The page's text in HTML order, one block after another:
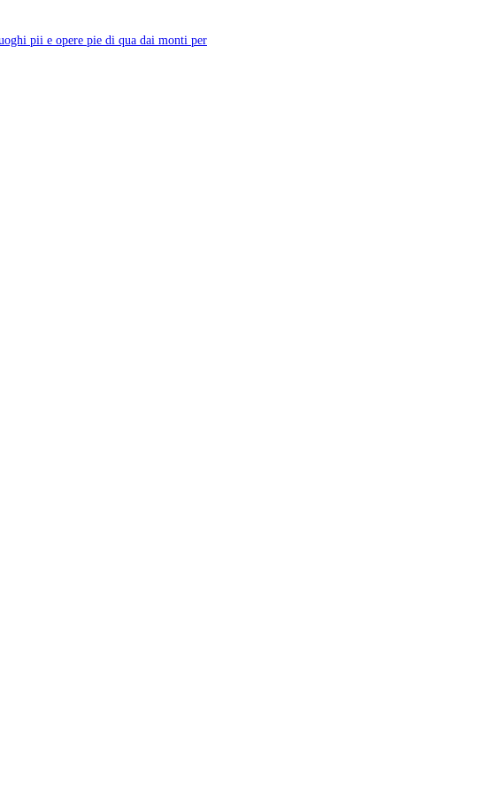
pii e opere pie di qua dai monti per